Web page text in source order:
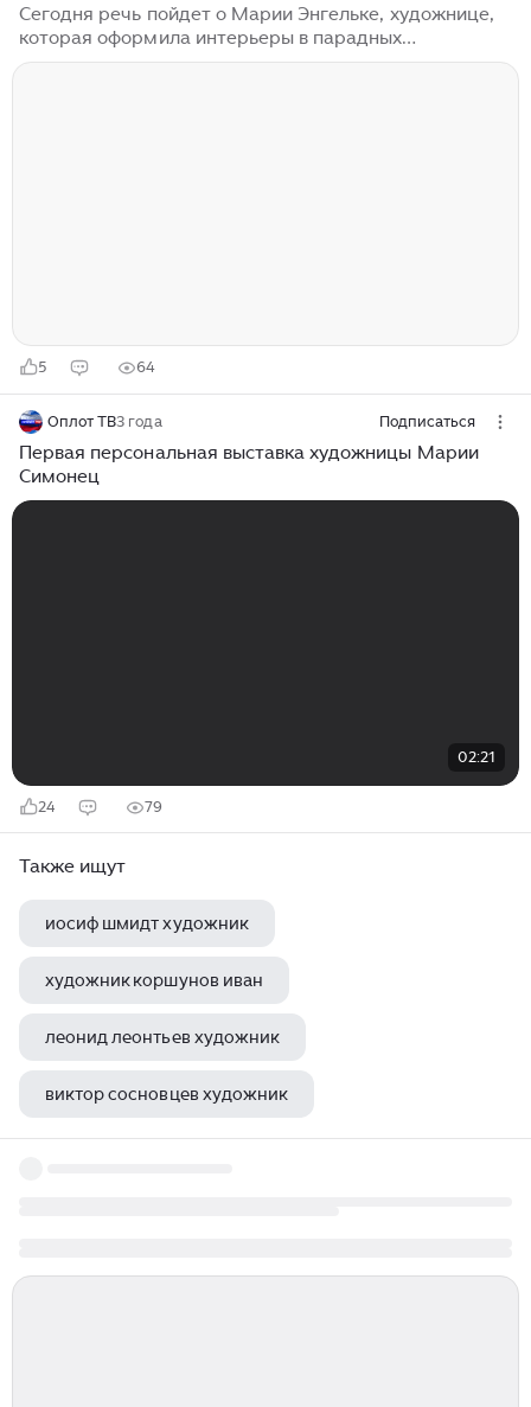
Сегодня речь пойдет о Марии Энгельке, художнице,
которая оформила интерьеры в парадных
помещениях гостиницы «Ленинградская». Мария
5 64
Оплот ТВ3 года Подписаться
Первая персональная выставка художницы Марии
Симонец
02:21
24 79
Также ищут
иосиф шмидт художник
художник коршунов иван
леонид леонтьев художник
виктор сосновцев художник